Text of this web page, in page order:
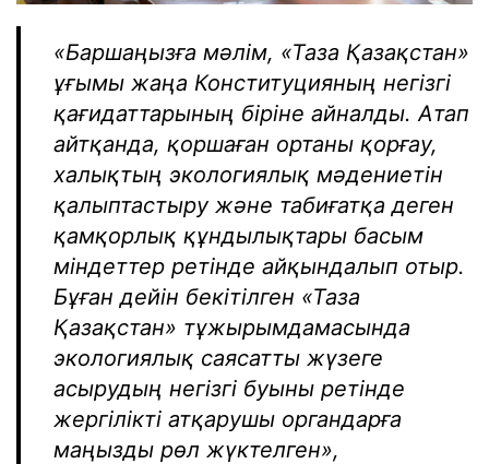
«Баршаңызға мәлім, «Таза Қазақстан»
ұғымы жаңа Конституцияның негізгі
қағидаттарының біріне айналды. Атап
айтқанда, қоршаған ортаны қорғау,
халықтың экологиялық мәдениетін
қалыптастыру және табиғатқа деген
қамқорлық құндылықтары басым
міндеттер ретінде айқындалып отыр.
Бұған дейін бекітілген «Таза
Қазақстан» тұжырымдамасында
экологиялық саясатты жүзеге
асырудың негізгі буыны ретінде
жергілікті атқарушы органдарға
маңызды рөл жүктелген»,